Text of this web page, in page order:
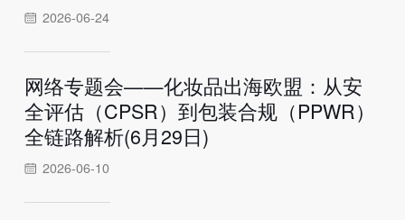
2026-06-24
网络专题会——化妆品出海欧盟：从安
全评估（CPSR）到包装合规（PPWR）
全链路解析(6月29日)
2026-06-10